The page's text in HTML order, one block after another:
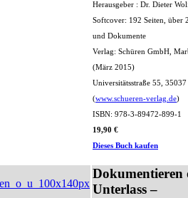
Herausgeber : Dr. Dieter
Softcover: 192 Seiten, über
und Dokumente
Verlag: Schüren GmbH,
(März 2015)
Universitätsstraße 55,
(www.schueren-verlag.de)
ISBN: 978-3-89472-899-1
19,90 €
Dieses Buch kaufen
Dokumentieren
Unterlass –